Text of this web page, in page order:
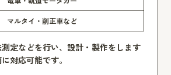
マルタイ・削正車など
定などを行い、設計・製作をします
対応可能です。